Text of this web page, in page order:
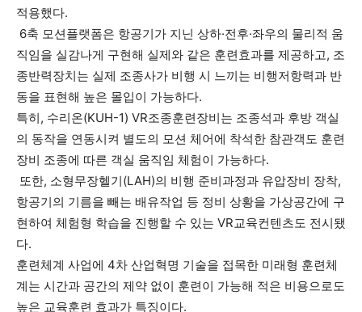
적용했다.
6축 모션플랫폼은 항공기가 지닌 상하·전후·좌우의 물리적 움
직임을 실감나게 구현해 실제와 같은 훈련효과를 제공하고, 조
종반력장치는 실제 조종사가 비행 시 느끼는 비행저항력과 반
동을 표현해 높은 몰입이 가능하다.
특히, 수리온(KUH-1) VR조종훈련장비는 조종석과 후방 객실
의 동작을 연동시켜 별도의 모션 체어에 착석한 참관객도 훈련
장비 조종에 따른 객실 움직임 체험이 가능하다.
또한, 소형무장헬기(LAH)의 비행 준비과정과 유압장비 장착,
항공기의 기름을 빼는 배유작업 등 정비 상황을 가상공간에 구
현하여 체험형 학습을 진행할 수 있는 VR교육컨텐츠도 전시됐
다.
훈련체계 사업에 4차 산업혁명 기술을 접목한 미래형 훈련체
계는 시간과 공간의 제약 없이 훈련이 가능해 적은 비용으로도
높은 교육훈련 효과가 특징이다.